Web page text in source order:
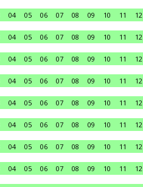
04 05 06 07 08 09 10 11 12
04 05 06 07 08 09 10 11 12
04 05 06 07 08 09 10 11 12
04 05 06 07 08 09 10 11 12
04 05 06 07 08 09 10 11 12
04 05 06 07 08 09 10 11 12
04 05 06 07 08 09 10 11 12
04 05 06 07 08 09 10 11 12